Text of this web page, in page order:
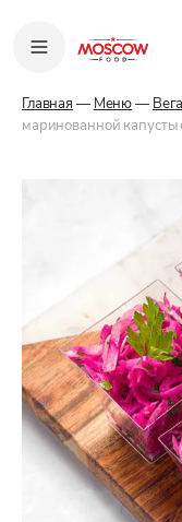
Главная — Меню—
маринованной капусты